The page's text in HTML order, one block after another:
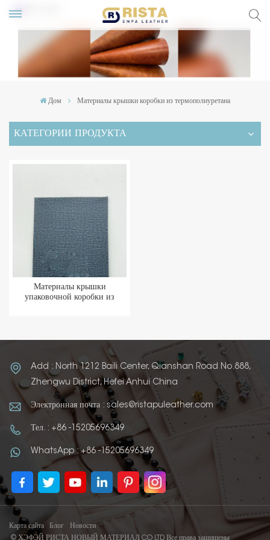
Дом Материалы крышки коробки из термополиуретана
КАТЕГОРИИ ПРОДУКТА
Материалы крышки
упаковочной коробки из
Add : North 1212 Baili Center, Qianshan Road No.888,
Zhengwu District, Hefei Anhui China
Электронная почта : sales@ristapuleather.com
Тел. : +86 -15205696349
WhatsApp : +86 -15205696349
Карта сайта Блог
Новости
© ХЭФЭЙ РИСТА НОВЫЙ МАТЕРИАЛ CO LTD Все права защищены